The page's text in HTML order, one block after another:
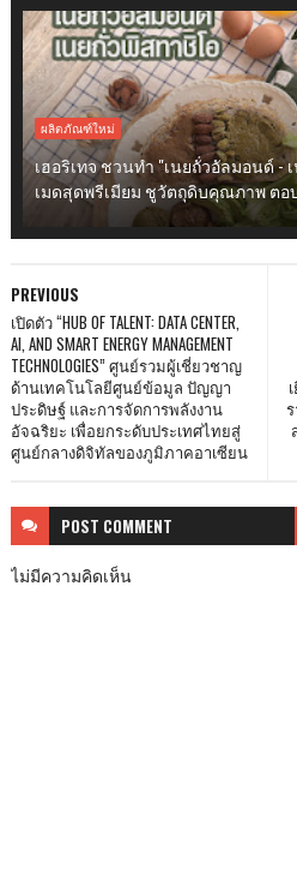
ผลิตภัณฑ์ใหม่
เฮอริเทจ ชวนทำ "เนยถั่วอัลมอนด์ -
เมดสุดพรีเมียม ชูวัตถุดิบคุณภาพ ต
PREVIOUS
เปิดตัว “HUB OF TALENT: DATA CENTER,
AI, AND SMART ENERGY MANAGEMENT
TECHNOLOGIES” ศูนย์รวมผู้เชี่ยวชาญ
ด้านเทคโนโลยีศูนย์ข้อมูล ปัญญา
ประดิษฐ์ และการจัดการพลังงาน
อัจฉริยะ เพื่อยกระดับประเทศไทยสู่
ศูนย์กลางดิจิทัลของภูมิภาคอาเซียน
POST COMMENT
ไม่มีความคิดเห็น